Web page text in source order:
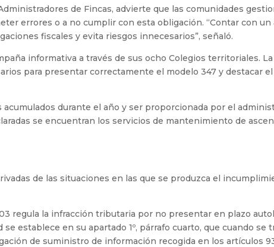
de Fincas, advierte que las comunidades
errores o a no cumplir con esta obligación.“Contar con
fiscales y evita riesgos innecesarios”, señaló.
informativa a través de sus ocho Colegios territoriales.
para presentar correctamente el modelo 347 y destacar
durante el año y ser proporcionada por el
se encuentran los servicios de mantenimiento de
de las situaciones en las que se produzca el
regula la infracción tributaria por no presentar en plazo
establece en su apartado 1º, párrafo cuarto, que cuando se
de suministro de información recogida en los artículos